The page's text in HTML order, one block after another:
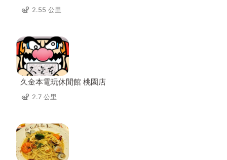
2.55 公里
久金本電玩休閒館 桃園店
2.7 公里